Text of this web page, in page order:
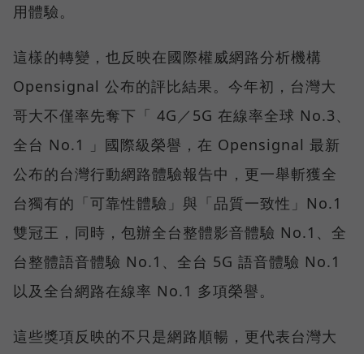
用體驗。
這樣的轉變，也反映在國際權威網路分析機構
Opensignal 公布的評比結果。今年初，台灣大
哥大不僅率先奪下「 4G／5G 在線率全球 No.3、
全台 No.1 」國際級榮譽，在 Opensignal 最新
公布的台灣行動網路體驗報告中，更一舉斬獲全
台獨有的「可靠性體驗」與「品質一致性」No.1
雙冠王，同時，包辦全台整體影音體驗 No.1、全
台整體語音體驗 No.1、全台 5G 語音體驗 No.1
以及全台網路在線率 No.1 多項榮譽。
這些獎項反映的不只是網路順暢，更代表台灣大